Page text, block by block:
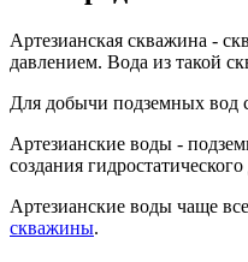
Артезианская скважина -
давлением. Вода из такой
Для добычи подземных вод
Артезианские воды -
создания
Артезианские воды чаще
скважины.